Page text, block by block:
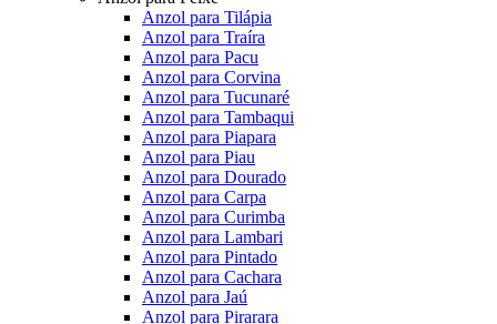
Anzol para Tilápia
Anzol para Traíra
Anzol para Pacu
Anzol para Corvina
Anzol para Tucunaré
Anzol para Tambaqui
Anzol para Piapara
Anzol para Piau
Anzol para Dourado
Anzol para Carpa
Anzol para Curimba
Anzol para Lambari
Anzol para Pintado
Anzol para Cachara
Anzol para Jaú
Anzol para Pirarara